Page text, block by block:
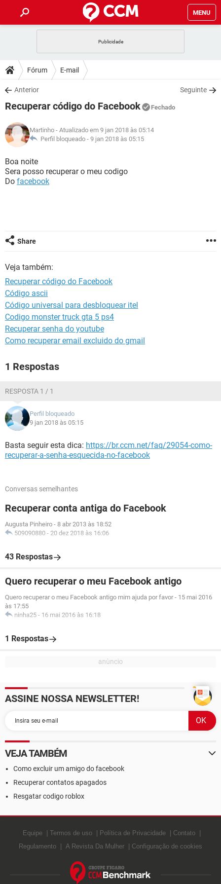
MENU
CELULAR
OUTLOOK
INSTAGRAM GMAIL
GUIA DE COMPRAS
DICAS
JOGOS
INSTAGRAM GMAIL
GUIA DE COMPRAS
DOWNLOADS
JOGOS WHATSAPP
CELULAR
OUTLOOK EXCEL
INSTAGRAM
GUIA DE COMPRAS
FÓRUM
JOGOS WHATSAPP
CELULAR
OUTLOOK
INSTAGRAM
GLOSSÁRIO
CELULAR FACEBOOK
Fórum E-mail
Anterior Seguinte
Recuperar código do Facebook Fechado
Martinho - Atualizado em 9 jan 2018 às 05:14
Perfil bloqueado - 9 jan 2018 às 05:15
Boa noite
Sera posso recuperar o meu codigo
Do facebook
Share
Veja também:
Recuperar código do Facebook
Código ascii
Código universal para desbloquear itel
Codigo monster truck gta 5 ps4
Recuperar senha do youtube
Como recuperar email excluido do gmail
1 Respostas
RESPOSTA 1 / 1
Perfil bloqueado
9 jan 2018 às 05:15
Basta seguir esta dica: https://br.ccm.net/faq/29054-como-
recuperar-a-senha-esquecida-no-facebook
Conversas semelhantes
Recuperar conta antiga do Facebook
Augusta Pinheiro - 8 abr 2013 às 18:52
509090880 - 20 dez 2018 às 16:06
43 Respostas
Quero recuperar o meu Facebook antigo
Quero recuperar o meu Facebook antigo mim ajuda por favor - 15 mai 2016
às 17:55
ninha25 - 16 mai 2016 às 16:18
1 Respostas
ASSINE NOSSA NEWSLETTER!
VEJA TAMBÉM
Como excluir um amigo do facebook
Recuperar contatos apagados
Resgatar codigo roblox
Equipe Termos de uso Política de Privacidade
Contato
Regulamento
A Revista Da Mulher Configuração de cookies